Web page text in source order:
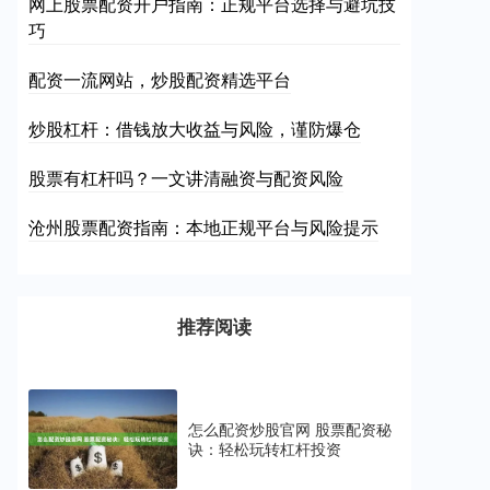
巧
配资一流网站，炒股配资精选平台
炒股杠杆：借钱放大收益与风险，谨防爆仓
股票有杠杆吗？一文讲清融资与配资风险
沧州股票配资指南：本地正规平台与风险提示
推荐阅读
怎么配资炒股官网 股票配资秘
诀：轻松玩转杠杆投资